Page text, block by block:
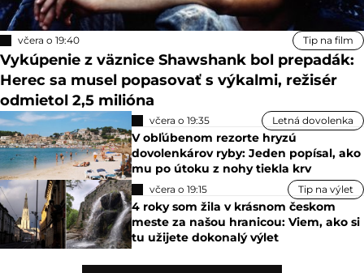
včera o 19:40 Tip na film
Vykúpenie z väznice Shawshank bol prepadák:
Herec sa musel popasovať s výkalmi, režisér
odmietol 2,5 milióna
včera o 19:35 Letná dovolenka
V obľúbenom rezorte hryzú
dovolenkárov ryby: Jeden popísal, ako
mu po útoku z nohy tiekla krv
včera o 19:15 Tip na výlet
4 roky som žila v krásnom českom
meste za našou hranicou: Viem, ako si
tu užijete dokonalý výlet